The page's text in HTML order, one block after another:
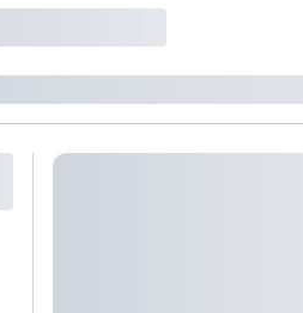
z listy i zarezerwuj ją. Zrób
z nami,by złożyć zamówienie u
uczestników
dodać kolejnych osób, osiągnąłeś(-